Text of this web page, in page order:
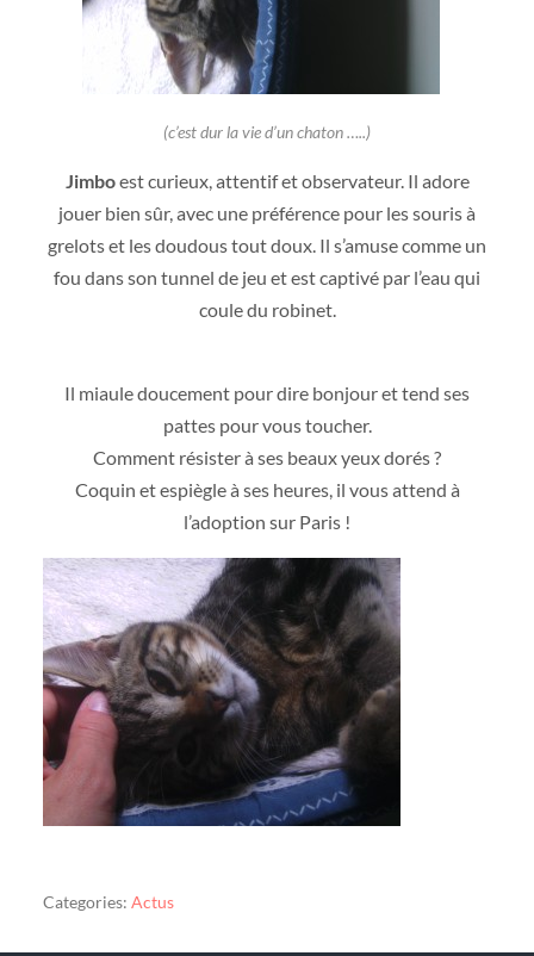
(c’est dur la vie d’un chaton …..)
Jimboest curieux, attentif et observateur. Il adore
jouer bien sûr, avec une préférence pour les souris à
grelots et les doudous tout doux. Il s’amuse comme un
fou dans son tunnel de jeu et est captivé par l’eau qui
coule du robinet.
Il miaule doucement pour dire bonjour et tend ses
pattes pour vous toucher.
Comment résister à ses beaux yeux dorés ?
Coquin et espiègle à ses heures, il vous attend à
l’adoption sur Paris !
Categories: Actus